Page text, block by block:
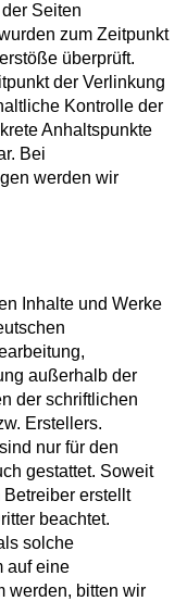
Seiten
zum Zeitpunkt
überprüft.
der Verlinkung
Kontrolle der
Anhaltspunkte
Bei
werden wir
Inhalte und Werke
außerhalb der
der schriftlichen
Erstellers.
nur für den
gestattet. Soweit
erstellt
beachtet.
solche
auf eine
werden, bitten wir